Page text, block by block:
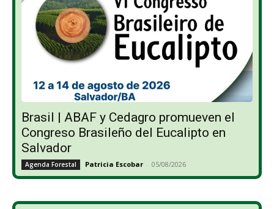
Brasil | ABAF y Cedagro promueven el
Congreso Brasileño del Eucalipto en
Salvador
Agenda Forestal Patricia Escobar - 05/08/2026